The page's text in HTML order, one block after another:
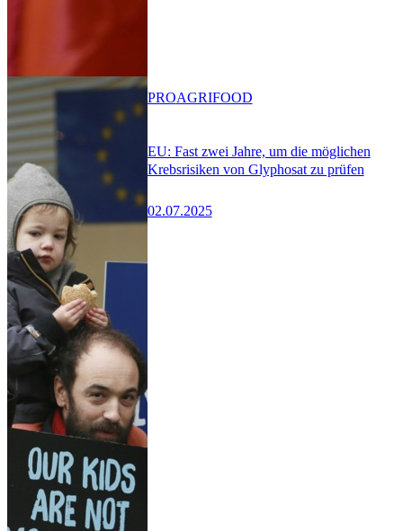
EU: Fast zwei Jahre, um die möglichen
Krebsrisiken von Glyphosat zu prüfen
02.07.2025
PROAGRIFOOD